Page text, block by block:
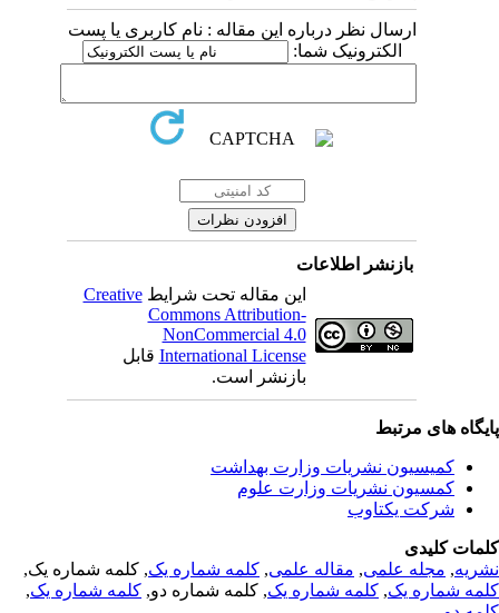
ارسال نظر درباره این مقاله : نام کاربری یا پست
الکترونیک شما:
بازنشر اطلاعات
این مقاله تحت شرایطCreative
Commons Attribution-
NonCommercial 4.0
International Licenseقابل
بازنشر است.
های مرتبط
کمیسیون نشریات وزارت بهداشت
کمسیون نشریات وزارت علوم
شرکت یکتاوب
کلیدی
,مجله علمی, مقاله علمی, کلمه شماره یک, کلمه شماره یک,
شماره یک,کلمه شماره یک, کلمه شماره دو,کلمه شماره یک,